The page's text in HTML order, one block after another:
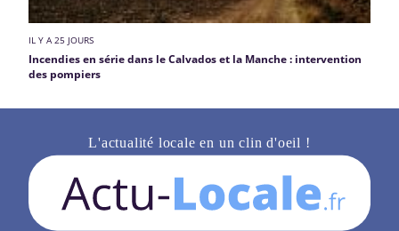
IL Y A 25 JOURS
Incendies en série dans le Calvados et la Manche : intervention
des pompiers
L'actualité locale en un clin d'oeil !